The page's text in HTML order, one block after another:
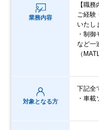
業務内容
【職務
ご経験
いたし
・制
など一
（
対象となる方
下記全
・車